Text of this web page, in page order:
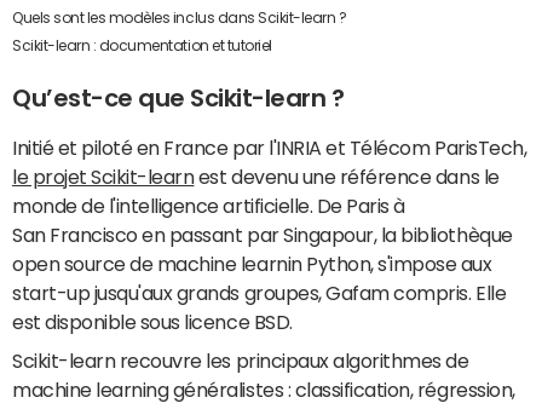
Quels sont les modèles inclus dans Scikit-learn ?
Scikit-learn : documentation et tutoriel
Qu’est-ce que Scikit-learn ?
Initié et piloté en France par l'INRIA et Télécom ParisTech,
le projet Scikit-learnest devenu une référence dans le
monde de l'intelligence artificielle. De Paris à
San Francisco en passant par Singapour, la bibliothèque
open source de machine learnin Python, s'impose aux
start-up jusqu'aux grands groupes, Gafam compris. Elle
est disponible sous licence BSD.
Scikit-learn recouvre les principaux algorithmes de
machine learning généralistes : classification, régression,